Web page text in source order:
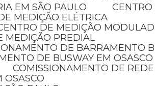
EM SÃO PAULO
DE MEDIÇÃO ELÉTRICA
CENTRO DE MEDIÇÃO
MEDIÇÃO PREDIAL
DE BARRAMENTO
DE BUSWAY EM OSASCO
COMISSIONAMENTO DE
OSASCO